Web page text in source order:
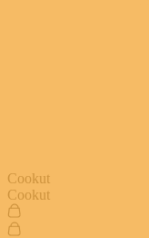
Cookut
Cookut